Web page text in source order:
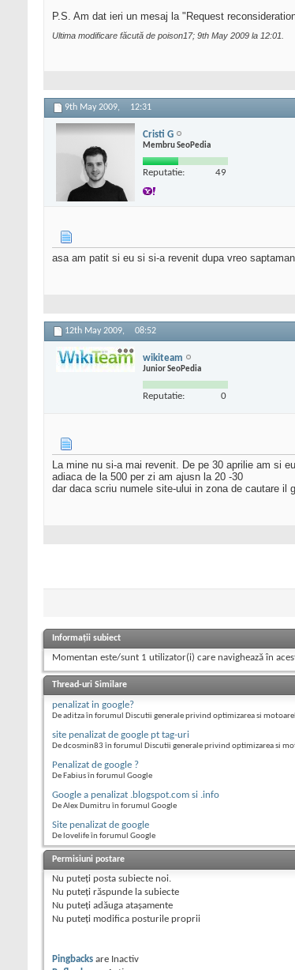
P.S. Am dat ieri un mesaj la "Request
Ultima modificare făcută de poison17; 9th May 2009 la 12:01
9th May 2009, 12:31
Cristi G
Membru SeoPedia
Reputatie: 49
asa am patit si eu si si-a revenit dupa vreo
12th May 2009, 08:52
wikiteam
Junior SeoPedia
Reputatie: 0
La mine nu si-a mai revenit. De pe 30 aprilie am si
adiaca de la 500 per zi am ajusn la 20 -30
dar daca scriu numele site-ului in zona de cautare il
Informații subiect
Momentan este/sunt 1 utilizator(i) care navighează în
Thread-uri Similare
penalizat in google?
De aditza în forumul Discutii generale privind optimizarea si
site penalizat de google pt tag-uri
De dcosmin83 în forumul Discutii generale privind optimizarea si
Penalizat de google ?
De Fabius în forumul Google
Google a penalizat .blogspot.com si .info
De Alex Dumitru în forumul Google
Site penalizat de google
De lovelife în forumul Google
Permisiuni postare
Nu puteţi posta subiecte noi.
Nu puteţi răspunde la subiecte
Nu puteţi adăuga ataşamente
Nu puteţi modifica posturile proprii
Pingbacks are Inactiv